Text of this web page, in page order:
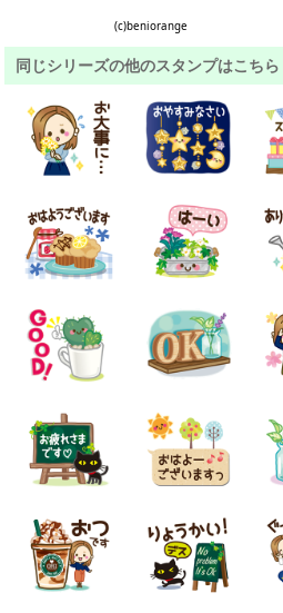
(c)beniorange
同じシリーズの他のスタンプはこちら